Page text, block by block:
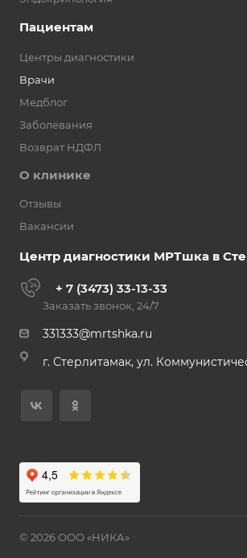
Пациентам
Центры диагностики
Врачи
Медблог
Заболевания
Возврат НДФЛ
О клинике
Отзывы
Вакансии
Центр диагностики МРТшка в
+ 7 (3473) 33-13-33
Заказать звонок, 24/7
331333@mrtshka.ru
г. Стерлитамак, ул.
© 2026 ООО «НИКА»